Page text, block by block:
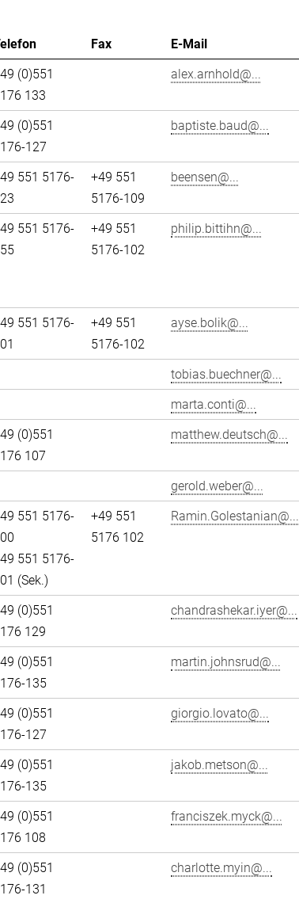
Fax E-Mail
(0)551
133
alex.arnhold@...
(0)551
127
baptiste.baud@...
551 5176-
+49 551
5176-109
beensen@...
551 5176-
+49 551
5176-102
philip.bittihn@...
551 5176-
+49 551
5176-102
ayse.bolik@...
tobias.buechner@...
marta.conti@...
(0)551
107
matthew.deutsch@...
gerold.weber@...
551 5176-
551 5176-
(Sek.)
+49 551
5176 102
Ramin.Golestanian@...
(0)551
129
chandrashekar.iyer@...
(0)551
135
martin.johnsrud@...
(0)551
127
giorgio.lovato@...
(0)551
135
jakob.metson@...
(0)551
108
franciszek.myck@...
(0)551
131
charlotte.myin@...